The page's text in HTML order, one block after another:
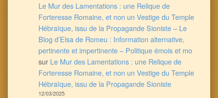
Le Mur des Lamentations : une Relique de
Forteresse Romaine, et non un Vestige du Temple
Hébraïque, issu de la Propagande Sioniste – Le
Blog d’Elsa de Romeu : Information alternative,
pertinente et impertinente – Politique émois et mo
sur Le Mur des Lamentations : une Relique de
Forteresse Romaine, et non un Vestige du Temple
Hébraïque, issu de la Propagande Sioniste
12/03/2025